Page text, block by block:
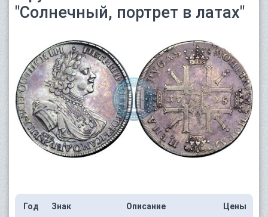
"Солнечный, портрет в латах"
Год Знак Описание Цены